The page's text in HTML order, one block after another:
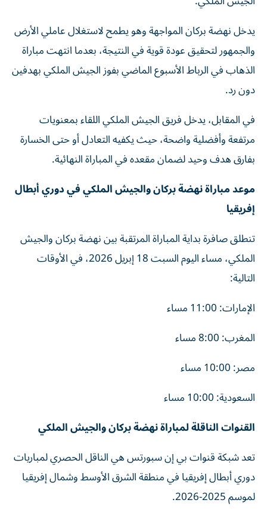
يدخل نهضة بركان المواجهة وهو يطمح لاستغلال عاملي الأرض
والجمهور لتحقيق عودة قوية في النتيجة، بعدما انتهت مباراة
الذهاب في الرباط الأسبوع الماضي بفوز الجيش الملكي بهدفين
دون رد.
في المقابل، يدخل فريق الجيش الملكي اللقاء بمعنويات
مرتفعة وأفضلية واضحة، حيث يكفيه التعادل أو حتى الخسارة
بفارق هدف وحيد لضمان مقعده في المباراة النهائية.
موعد مباراة نهضة بركان والجيش الملكي في دوري أبطال
إفريقيا
تنطلق صافرة بداية المباراة المرتقبة بين نهضة بركان والجيش
الملكي، مساء اليوم السبت 18 إبريل 2026، في الأوقات
التالية:
الإمارات: 11:00 مساء
المغرب: 8:00 مساء
مصر: 10:00 مساء
السعودية: 10:00 مساء
القنوات الناقلة لمباراة نهضة بركان والجيش الملكي
تعد شبكة قنوات بي إن سبورتس هي الناقل الحصري لمباريات
دوري أبطال إفريقيا في منطقة الشرق الأوسط وشمال إفريقيا
لموسم 2025-2026.